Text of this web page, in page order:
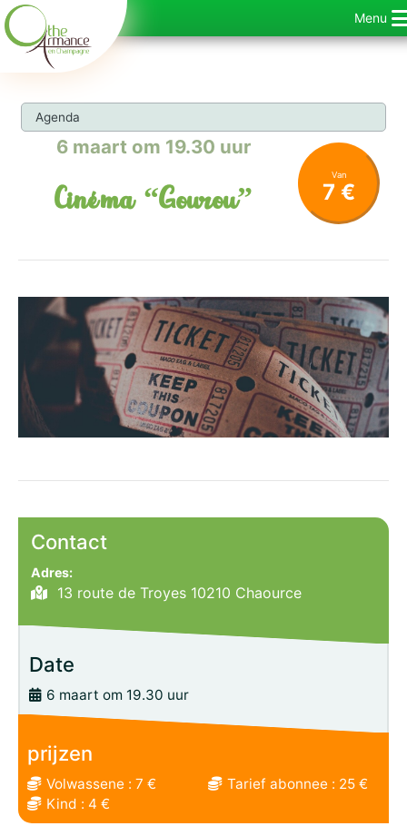
Ga
naar
inhoud
Menu
Agenda
Van
7 €
6 maart om 19.30 uur
Cinéma “Gourou”
Contact
Adres:
13 route de Troyes 10210 Chaource
Date
6 maart om 19.30 uur
prijzen
Volwassene : 7 €
Kind : 4 €
Tarief abonnee : 25 €